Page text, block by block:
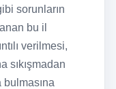
sorunların
bu il
verilmesi,
sıkışmadan
bulmasına